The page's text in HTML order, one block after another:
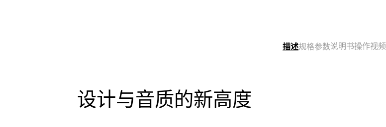
描述规格参数说明书操作视频
设计与音质的新高度